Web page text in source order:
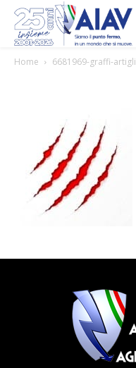
Home 6681969-graffi-artigli